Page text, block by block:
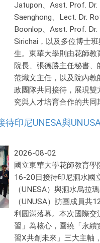
Jatupon、Asst. Prof. Dr.
Saenghong、Lect. Dr.
Boonlop、Asst. Prof. Dr.
Sirichai，以及多位博士
生。東華大學則由花師教
院長、張德勝主任秘書、
范熾文主任，以及院內教
政團隊共同接待，展現雙
究與人才培育合作的共同
待印尼UNESA與
2026-08-02
國立東華大學花師教育學
16-20日接待印尼泗水國
（UNESA）與泗水烏拉
（UNUSA）訪團成員共
利圓滿落幕。本次國際交
習」為核心，圍繞「永續
習X共創未來」三大主軸